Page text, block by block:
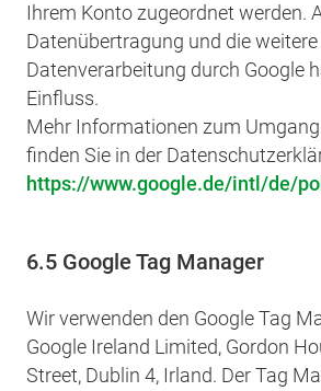
Ihrem Konto zugeordnet werden.
Datenübertragung und die weitere
Datenverarbeitung durch Google
Einfluss.
Mehr Informationen zum
finden Sie in der
https://www.google.de/intl/de/
6.5 Google Tag Manager
Wir verwenden den Google Tag
Google Ireland Limited, Gordon
Street, Dublin 4, Irland. Der Tag